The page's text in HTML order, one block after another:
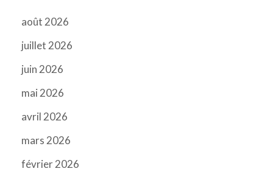
août 2026
juillet 2026
juin 2026
mai 2026
avril 2026
mars 2026
février 2026